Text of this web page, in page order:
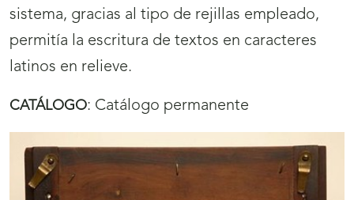
sistema, gracias al tipo de rejillas empleado,
permitía la escritura de textos en caracteres
latinos en relieve.
CATÁLOGO: Catálogo permanente